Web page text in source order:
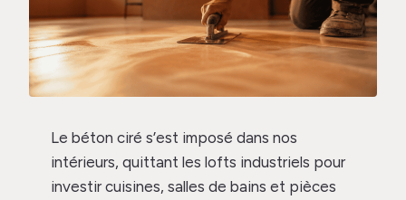
Le béton ciré s’est imposé dans nos
intérieurs, quittant les lofts industriels pour
investir cuisines, salles de bains et pièces